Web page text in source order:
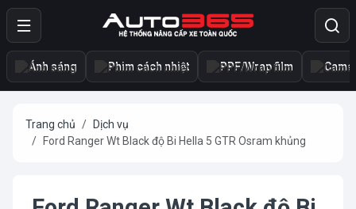
Ánh sáng Phim cách nhiệt PPF/Wrap film
Trang chủ
Dịch vụ
Ford Ranger Wt Black độ Bi Hella 5 GTR Osram khủng